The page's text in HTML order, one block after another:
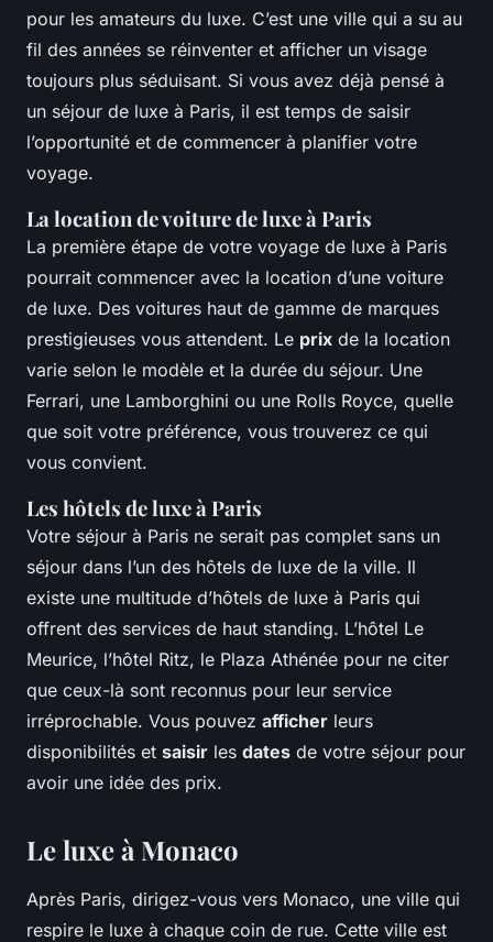
pour les amateurs du luxe. C’est une ville qui a su au
fil des années se réinventer et afficher un visage
toujours plus séduisant. Si vous avez déjà pensé à
un séjour de luxe à Paris, il est temps de saisir
l’opportunité et de commencer à planifier votre
voyage.
La location de voiture de luxe à Paris
La première étape de votre voyage de luxe à Paris
pourrait commencer avec la location d’une voiture
de luxe. Des voitures haut de gamme de marques
prestigieuses vous attendent. Le prix de la location
varie selon le modèle et la durée du séjour. Une
Ferrari, une Lamborghini ou une Rolls Royce, quelle
que soit votre préférence, vous trouverez ce qui
vous convient.
Les hôtels de luxe à Paris
Votre séjour à Paris ne serait pas complet sans un
séjour dans l’un des hôtels de luxe de la ville. Il
existe une multitude d’hôtels de luxe à Paris qui
offrent des services de haut standing. L’hôtel Le
Meurice, l’hôtel Ritz, le Plaza Athénée pour ne citer
que ceux-là sont reconnus pour leur service
irréprochable. Vous pouvez afficher leurs
disponibilités et saisir les dates de votre séjour pour
avoir une idée des prix.
Le luxe à Monaco
Après Paris, dirigez-vous vers Monaco, une ville qui
respire le luxe à chaque coin de rue. Cette ville est